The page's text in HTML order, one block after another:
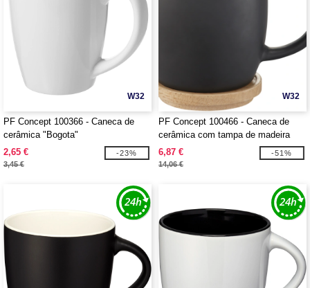
W32
PF Concept 100366 - Caneca de
cerâmica "Bogota"
2,65 €
3,45 €
-23%
W32
PF Concept 100466 - Caneca de
cerâmica com tampa de madeira
"Hearth"
6,87 €
14,06 €
-51%